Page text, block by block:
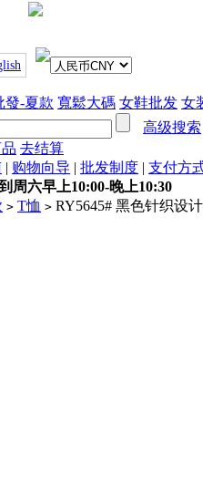
發-夏款 寬鬆大碼 女鞋批发 女
高级搜索
去结算
| 购物向导 | 批发制度 | 支付方
周六早上10:00-晚上10:30
> T恤 > RY5645# 黑色针织设